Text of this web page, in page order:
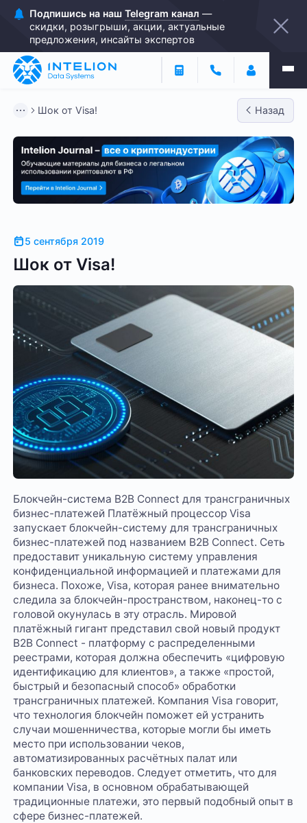
Подпишись на наш Telegram канал —
скидки, розыгрыши, акции, актуальные
предложения, инсайты экспертов
Шок от Visa! Назад
5 сентября 2019
Шок от Visa!
Блокчейн-система B2B Connect для трансграничных
бизнес-платежей Платёжный процессор Visa
запускает блокчейн-систему для трансграничных
бизнес-платежей под названием B2B Connect. Сеть
предоставит уникальную систему управления
конфиденциальной информацией и платежами для
бизнеса. Похоже, Visa, которая ранее внимательно
следила за блокчейн-пространством, наконец-то с
головой окунулась в эту отрасль. Мировой
платёжный гигант представил свой новый продукт
B2B Connect - платформу с распределенными
реестрами, которая должна обеспечить «цифровую
идентификацию для клиентов», а также «простой,
быстрый и безопасный способ» обработки
трансграничных платежей. Компания Visa говорит,
что технология блокчейн поможет ей устранить
случаи мошенничества, которые могли бы иметь
место при использовании чеков,
автоматизированных расчётных палат или
банковских переводов. Следует отметить, что для
компании Visa, в основном обрабатывающей
традиционные платежи, это первый подобный опыт в
сфере бизнес-платежей.